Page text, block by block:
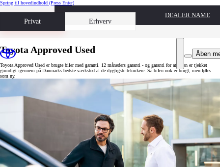
Spring til hovedindhold (Press Enter)
Privat Erhverv
Book prøvetur
DEALER NAME
Åben
Toyota Approved Used
Toyota Approved Used er brugte biler med garanti. 12 måneders garanti - og garanti for at bilen er tjekket
grundigt igennem på Danmarks bedste værksted af de dygtigste teknikere. Så bilen nok er brugt, men føles
som ny.